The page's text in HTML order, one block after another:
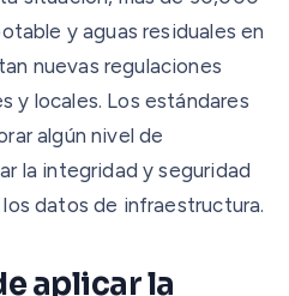
y aguas residuales en
nuevas regulaciones
y locales. Los estándares
algún nivel de
la integridad y seguridad
datos de infraestructura.
aplicar la